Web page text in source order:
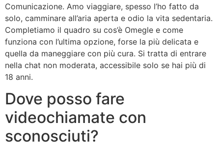
Comunicazione. Amo viaggiare, spesso l’ho fatto da
solo, camminare all’aria aperta e odio la vita sedentaria.
Completiamo il quadro su cos’è Omegle e come
funziona con l’ultima opzione, forse la più delicata e
quella da maneggiare con più cura. Si tratta di entrare
nella chat non moderata, accessibile solo se hai più di
18 anni.
Dove posso fare
videochiamate con
sconosciuti?